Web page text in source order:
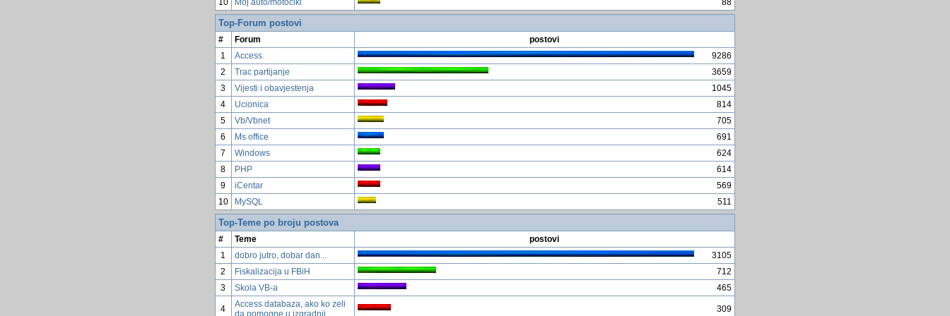
10 Moj auto/motocikl 88
Top-Forum postovi
# Forum
postovi
1
Access
9286
2
Trac partijanje
3659
3
Vijesti i obavjestenja
1045
4
Ucionica
814
5
Vb/Vbnet
705
6
Ms office
691
7
Windows
624
8
PHP
614
9
iCentar
569
10
MySQL 511
Top-Teme po broju postova
# Teme
postovi
1
dobro jutro, dobar dan...
3105
2
Fiskalizacija u FBiH
712
3
Skola VB-a 465
4
Access databaza, ako ko zeli
da pomogne u izgradnji
309